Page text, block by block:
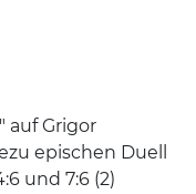
auf Grigor
epischen Duell
und 7:6 (2)